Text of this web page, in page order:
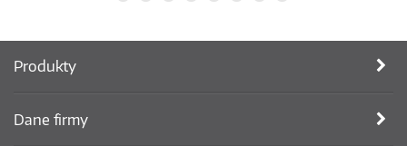
Produkty
Dane firmy